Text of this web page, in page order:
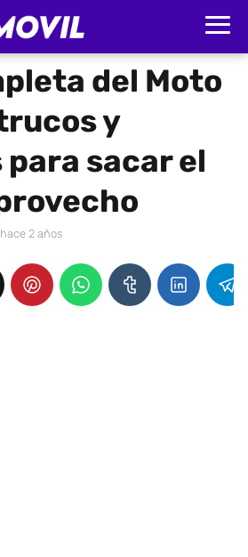
del Moto
y
sacar el
2 años